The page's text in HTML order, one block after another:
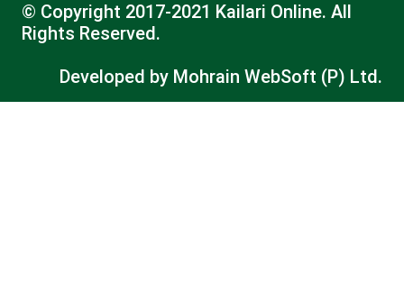
© Copyright 2017-2021 Kailari Online. All
Rights Reserved.
Developed by Mohrain WebSoft (P) Ltd.